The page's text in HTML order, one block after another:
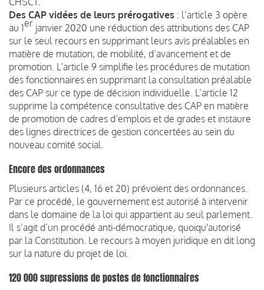
Des CAP vidées de leurs prérogatives : l’article 3 opère
au 1er janvier 2020 une réduction des attributions des CAP
sur le seul recours en supprimant leurs avis préalables en
matière de mutation, de mobilité, d’avancement et de
promotion. L’article 9 simplifie les procédures de mutation
des fonctionnaires en supprimant la consultation préalable
des CAP sur ce type de décision individuelle. L’article 12
supprime la compétence consultative des CAP en matière
de promotion de cadres d’emplois et de grades et instaure
des lignes directrices de gestion concertées au sein du
nouveau comité social.
Encore des ordonnances
Plusieurs articles (4, 16 et 20) prévoient des ordonnances.
Par ce procédé, le gouvernement est autorisé à intervenir
dans le domaine de la loi qui appartient au seul parlement.
Il s’agit d’un procédé anti-démocratique, quoiqu'autorisé
par la Constitution. Le recours à moyen juridique en dit long
sur la nature du projet de loi.
120 000 supressions de postes de fonctionnaires